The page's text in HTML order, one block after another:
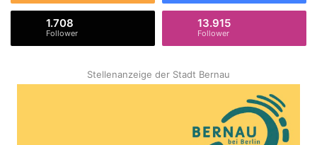
1.708
Follower
13.915
Follower
Stellenanzeige der Stadt Bernau